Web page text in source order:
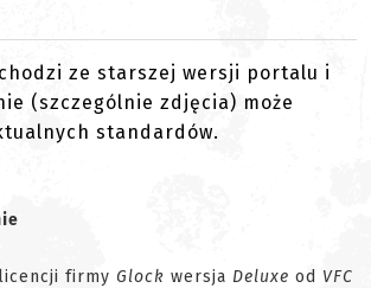
ze starszej wersji portalu i
(szczególnie zdjęcia) może
standardów.
firmy Glock wersja Deluxe od VFC